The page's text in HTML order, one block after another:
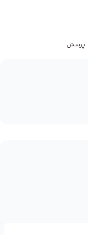
پرسش